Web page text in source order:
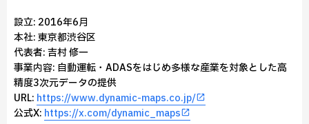
設立: 2016年6月
本社: 東京都渋谷区
代表者: 吉村 修一
事業内容: 自動運転・ADASをはじめ多様な産業を対象とした高
精度3次元データの提供
URL: https://www.dynamic-maps.co.jp/
公式X: https://x.com/dynamic_maps